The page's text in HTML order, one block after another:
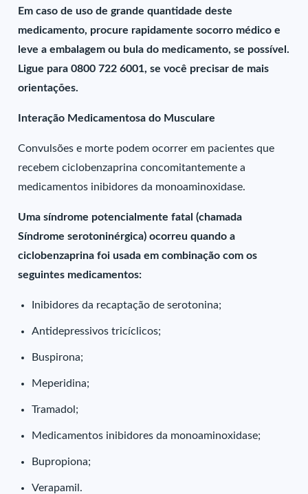
Em caso de uso de grande quantidade deste
medicamento, procure rapidamente socorro médico e
leve a embalagem ou bula do medicamento, se possível.
Ligue para 0800 722 6001, se você precisar de mais
orientações.
Interação Medicamentosa do Musculare
Convulsões e morte podem ocorrer em pacientes que
recebem ciclobenzaprina concomitantemente a
medicamentos inibidores da monoaminoxidase.
Uma síndrome potencialmente fatal (chamada
Síndrome serotoninérgica) ocorreu quando a
ciclobenzaprina foi usada em combinação com os
seguintes medicamentos:
Inibidores da recaptação de serotonina;
Antidepressivos tricíclicos;
Buspirona;
Meperidina;
Tramadol;
Medicamentos inibidores da monoaminoxidase;
Bupropiona;
Verapamil.